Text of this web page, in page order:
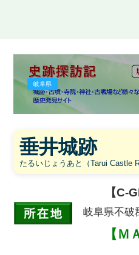
岐阜県
垂井城跡
たるいじょうあと（Tarui Castle
【C-
岐阜県不破
【Ｍ